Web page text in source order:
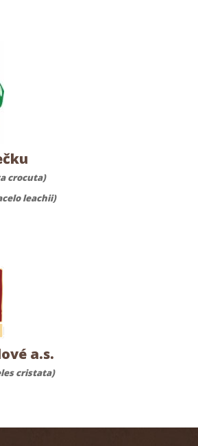
crocuta)
leachii)
a.s.
cristata)